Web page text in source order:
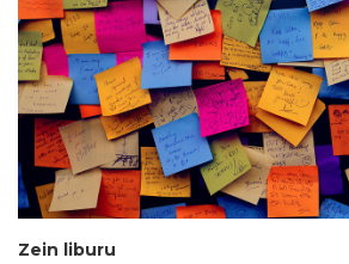
Zein liburu